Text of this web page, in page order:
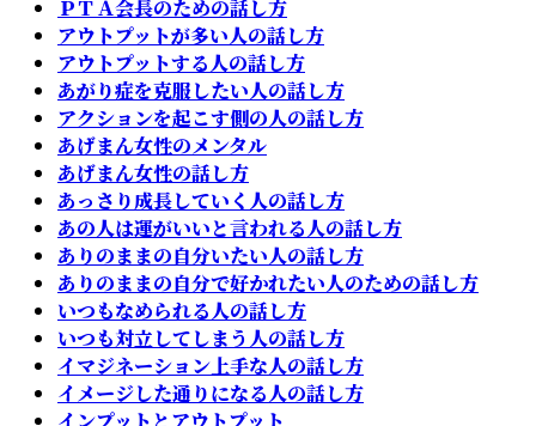
ＰＴＡ会長のための話し方
アウトプットが多い人の話し方
アウトプットする人の話し方
あがり症を克服したい人の話し方
アクションを起こす側の人の話し方
あげまん女性のメンタル
あげまん女性の話し方
あっさり成長していく人の話し方
あの人は運がいいと言われる人の話し方
ありのままの自分いたい人の話し方
ありのままの自分で好かれたい人のための話し方
いつもなめられる人の話し方
いつも対立してしまう人の話し方
イマジネーション上手な人の話し方
イメージした通りになる人の話し方
インプットとアウトプット